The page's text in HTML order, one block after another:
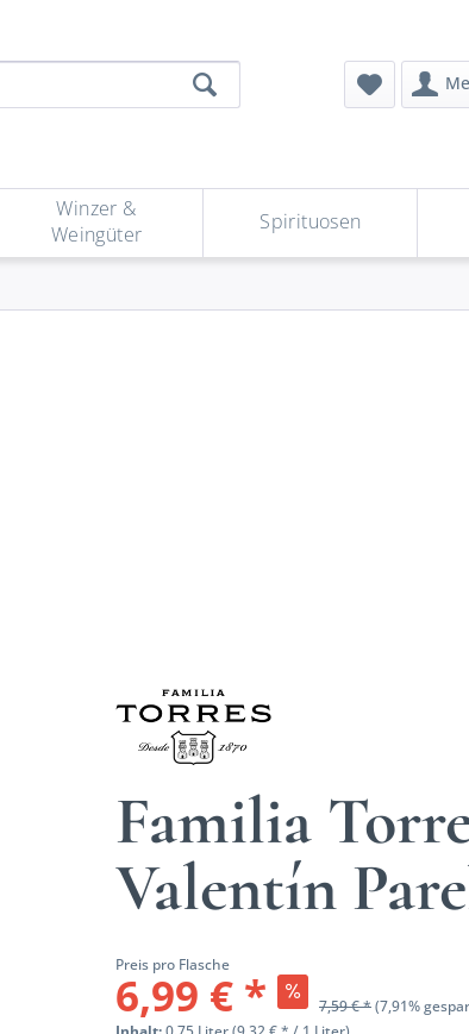
Winzer &
Weingüter
Spirituosen
Familia
Valentín
Preis pro Flasche
6,99 € * 7,59 € *(7,91%